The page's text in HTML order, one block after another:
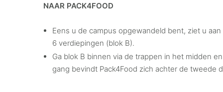
NAAR PACK4FOOD
Eens u de campus opgewandeld bent, ziet u
6 verdiepingen (blok B).
Ga blok B binnen via de trappen in het midden
gang bevindt Pack4Food zich achter de tweede